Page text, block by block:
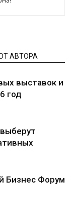
АВТОРА
выставок и
год
Бизнес Форум